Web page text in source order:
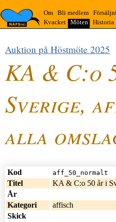
Om
Bli medlem
Kvacket Möten Historia
Auktion på Höstmöte 2025
KA & C:o
Sverige,
alla
omslag
Mer/mindre detaljer om
Kod aff_50_normalt
Titel
KA & C:o 50 år i
År
Kategori
affisch
Skick